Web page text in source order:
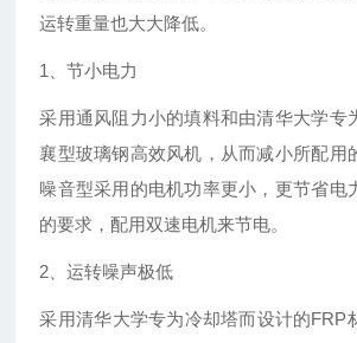
运转重量也大大降低。
1、节小电力
采用通风阻力小的填料和由清华大学专
襄型玻璃钢高效风机，从而减小所配用
噪音型采用的电机功率更小，更节省电
的要求，配用双速电机来节电。
2、运转噪声极低
采用清华大学专为冷却塔而设计的FRP